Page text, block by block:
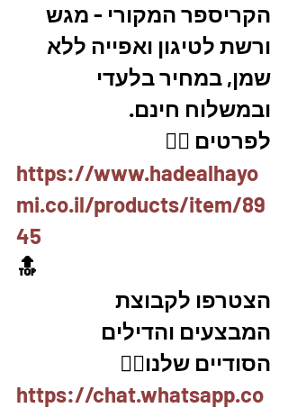
הקריספר המקורי - מגש
ורשת לטיגון ואפייה ללא
שמן, במחיר בלעדי
ובמשלוח חינם.
לפרטים 👇🏼
https://www.hadealhayo
mi.co.il/products/item/89
45
🔝
הצטרפו לקבוצת
המבצעים והדילים
הסודיים שלנו👇🏼
https://chat.whatsapp.co